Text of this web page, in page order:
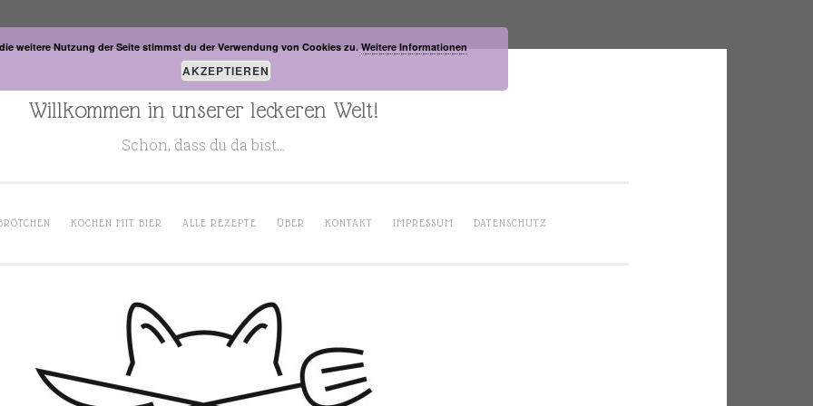
Willkommen in unserer leckeren Welt!
Schön, dass du da bist…
KOCHEN MIT BIER ALLE REZEPTE ÜBER KONTAKT IMPRESSUM DATENSCHUTZ
weitere Nutzung der Seite stimmst du der Verwendung von Cookies zu. Weitere Informationen
AKZEPTIEREN